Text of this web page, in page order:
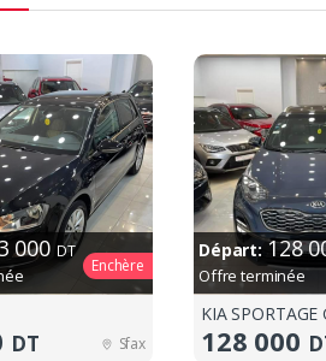
000 DT
Enchère
DT Sfax
Départ: 128
Offre terminée
KIA SPORTAGE
128 000